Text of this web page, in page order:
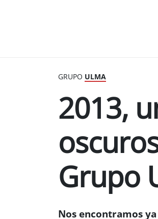
GRUPO ULMA
2013,
Grupo
Nos encontramos